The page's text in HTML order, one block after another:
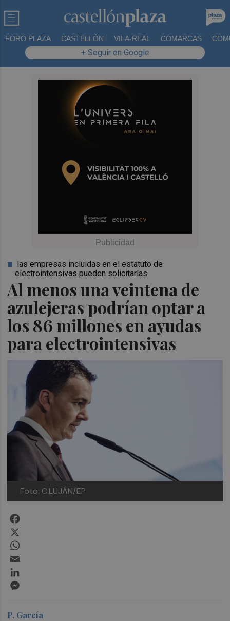
FORO PLAZA CASTELLÓN VILA-REAL COMARCAS
+ Seguir en Google
Al menos una veintena de
azulejeras podrían optar a
los 86 millones en ayudas
para electrointensivas
las empresas incluidas en el estatuto de
electrointensivas pueden solicitarlas
Foto: C.LUJÁN/EP
P. García